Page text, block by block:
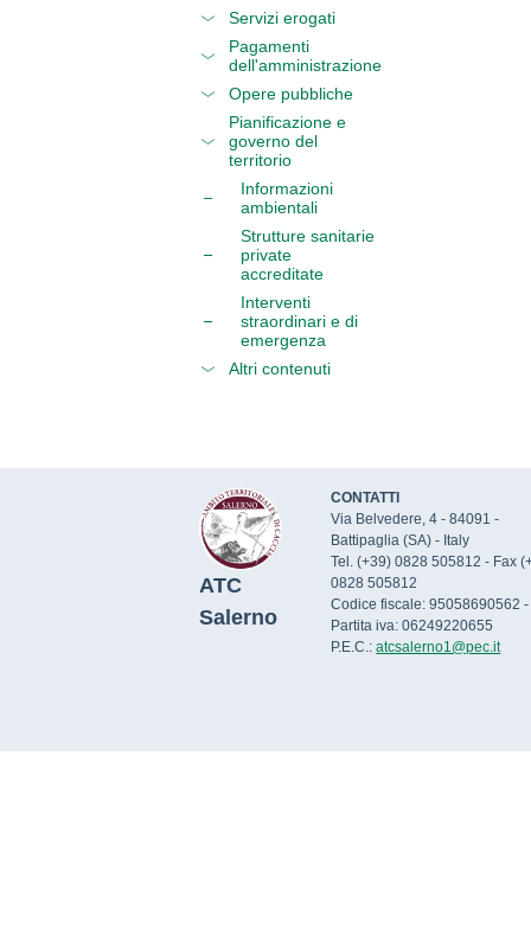
Servizi erogati
Pagamenti
dell'amministrazione
Opere pubbliche
Pianificazione e
governo del
territorio
Informazioni
ambientali
Strutture sanitarie
private
accreditate
Interventi
straordinari e di
emergenza
Altri contenuti
ATC
Salerno
CONTATTI
Via Belvedere, 4 - 84091 -
Battipaglia (SA) - Italy
Tel. (+39) 0828 505812 - Fax
0828 505812
Codice fiscale: 95058690562 -
Partita iva: 06249220655
P.E.C.:atcsalerno1@pec.it